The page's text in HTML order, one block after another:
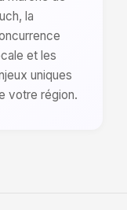
la
et les
uniques
votre région.